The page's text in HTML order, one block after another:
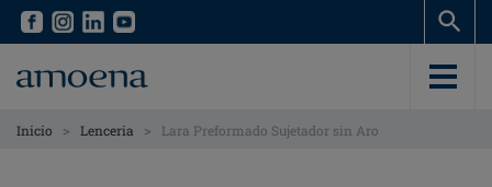
Skip
content
Skip
content
Inicio > Lenceria > Lara Preformado Sujetador sin Aro